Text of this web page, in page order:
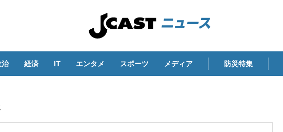
治 経済 IT エンタメ スポーツ メディア 防災特集